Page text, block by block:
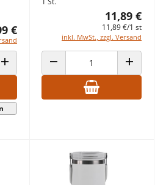
€
ANZAHL ERHÖHEN
11,89 €
11,89 €/1 st
inkl. MwSt., zzgl. Versand
ANZAHL VERRINGERN ANZAHL